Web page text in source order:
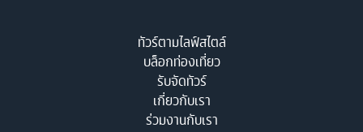
ทัวร์ตามไลฟ์สไตล์
บล็อกท่องเที่ยว
รับจัดทัวร์
เกี่ยวกับเรา
ร่วมงานกับเรา